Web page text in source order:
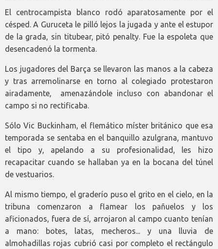
El centrocampista blanco rodó aparatosamente por el
césped. A Guruceta le pilló lejos la jugada y ante el estupor
de la grada, sin titubear, pitó penalty. Fue la espoleta que
desencadenó la tormenta.
Los jugadores del Barça se llevaron las manos a la cabeza
y tras arremolinarse en torno al colegiado protestaron
airadamente, amenazándole incluso con abandonar el
campo si no rectificaba.
Sólo Vic Buckinham, el flemático míster británico que esa
temporada se sentaba en el banquillo azulgrana, mantuvo
el tipo y, apelando a su profesionalidad, les hizo
recapacitar cuando se hallaban ya en la bocana del túnel
de vestuarios.
Al mismo tiempo, el graderío puso el grito en el cielo, en la
tribuna comenzaron a flamear los pañuelos y los
aficionados, fuera de sí, arrojaron al campo cuanto tenían
a mano: botes, latas, mecheros... y una lluvia de
almohadillas rojas cubrió casi por completo el rectángulo